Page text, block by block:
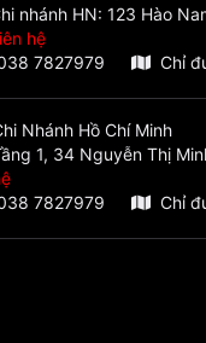
nhánh HN: 123 Hào
hệ
7827979
Chỉ
Nhánh Hồ Chí Minh
1, 34 Nguyễn Thị
7827979
Chỉ